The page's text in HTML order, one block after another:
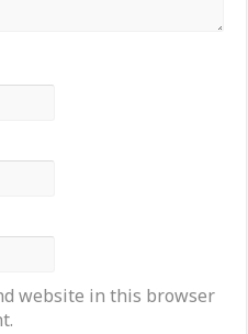
website in this browser